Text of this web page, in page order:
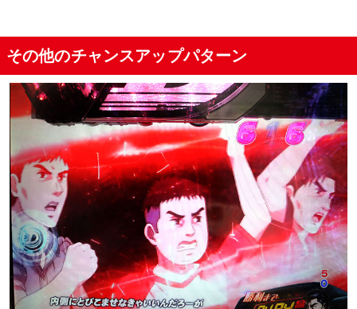
その他のチャンスアップパターン